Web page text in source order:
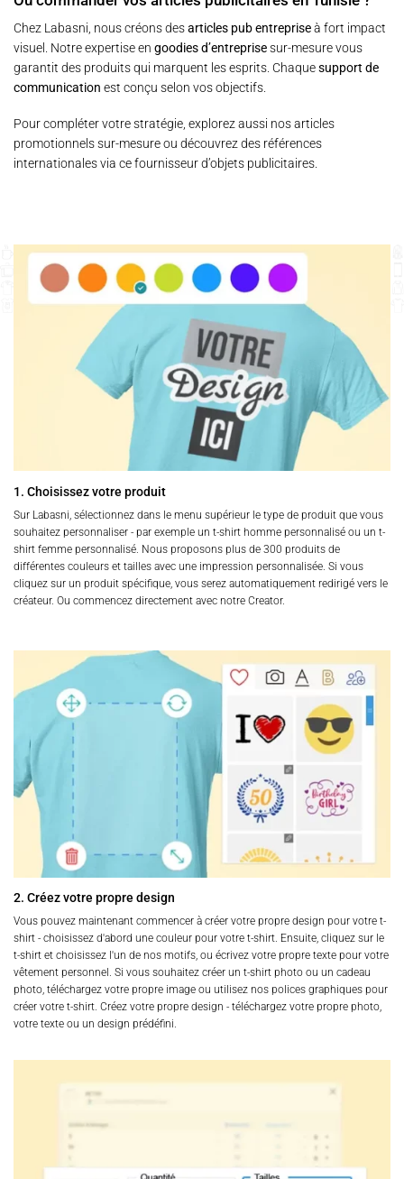
Chez Labasni , nous créons desarticles pub entrepriseà fort impact
visuel. Notre expertise en goodies d’entreprisesur-mesure vous
garantit des produits qui marquent les esprits. Chaquesupport de
communication est conçu selon vos objectifs.
Pour compléter votre stratégie, explorez aussi nosarticles
promotionnels sur-mesureou découvrez des références
internationales via ce fournisseur d’objets publicitaires
1. Choisissez votre produit
Sur Labasni, sélectionnez dans le menu supérieur le type de produit que vous
souhaitez personnaliser - par exemple un t-shirt homme personnalisé ou un t-
shirt femme personnalisé. Nous proposons plus de 300 produits de
différentes couleurs et tailles avec une impression personnalisée. Si vous
cliquez sur un produit spécifique, vous serez automatiquement redirigé vers le
créateur. Ou commencez directement avec notre Creator.
2. Créez votre propre design
Vous pouvez maintenant commencer à créer votre propre design pour votre t-
shirt - choisissez d'abord une couleur pour votre t-shirt. Ensuite, cliquez sur le
t-shirt et choisissez l'un de nos motifs, ou écrivez votre propre texte pour votre
vêtement personnel. Si vous souhaitez créer un t-shirt photo ou un cadeau
photo, téléchargez votre propre image ou utilisez nos polices graphiques pour
créer votre t-shirt. Créez votre propre design - téléchargez votre propre photo,
votre texte ou un design prédéfini.